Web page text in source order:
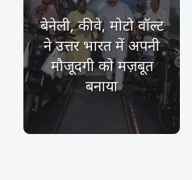
बेनेली, कीवे, मोटो वॉल्ट
ने उत्तर भारत में अपनी
मौजूदगी को मज़बूत
बनाया